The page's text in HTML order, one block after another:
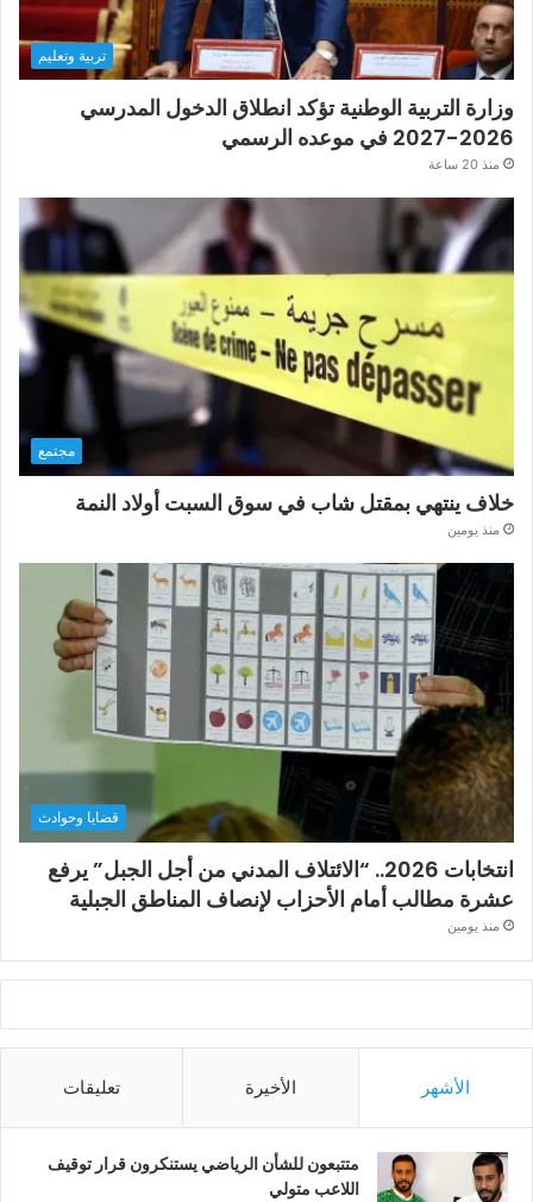
تربية وتعليم
وزارة التربية الوطنية تؤكد انطلاق الدخول المدرسي
2026-2027 في موعده الرسمي
منذ 20 ساعة
مجتمع
خلاف ينتهي بمقتل شاب في سوق السبت أولاد النمة
منذ يومين
قضايا وحوادث
انتخابات 2026.. “الائتلاف المدني من أجل الجبل” يرفع
عشرة مطالب أمام الأحزاب لإنصاف المناطق الجبلية
منذ يومين
الأشهر الأخيرة تعليقات
متتبعون للشأن الرياضي يستنكرون قرار توقيف
اللاعب متولي